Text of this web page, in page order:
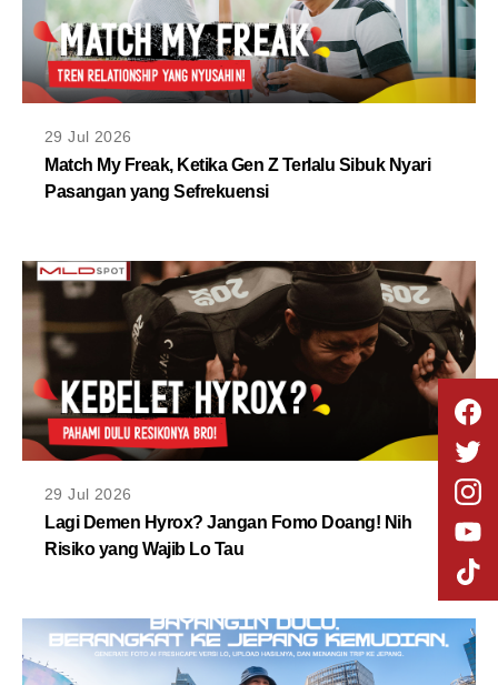
29 Jul 2026
Match My Freak, Ketika Gen Z Terlalu Sibuk Nyari
Pasangan yang Sefrekuensi
29 Jul 2026
Lagi Demen Hyrox? Jangan Fomo Doang! Nih
Risiko yang Wajib Lo Tau